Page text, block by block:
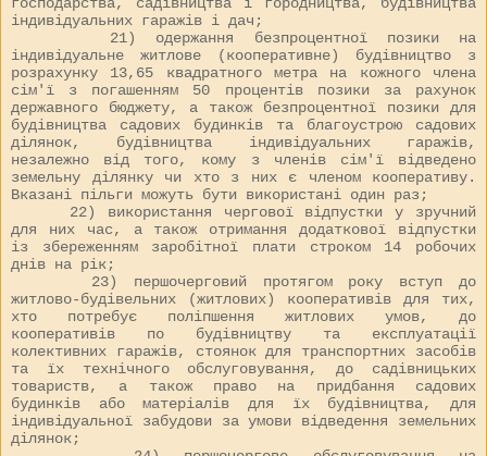
індивідуальних гаражів і дач;
21) одержання безпроцентної позики на
індивідуальне житлове (кооперативне) будівництво з
розрахунку 13,65 квадратного метра на кожного члена
сім'ї з погашенням 50 процентів позики за рахунок
державного бюджету, а також безпроцентної позики для
будівництва садових будинків та благоустрою садових
ділянок, будівництва індивідуальних гаражів,
незалежно від того, кому з членів сім'ї відведено
земельну ділянку чи хто з них є членом кооперативу.
Вказані пільги можуть бути використані один раз;
22) використання чергової відпустки у зручний
для них час, а також отримання додаткової відпустки
із збереженням заробітної плати строком 14 робочих
днів на рік;
23) першочерговий протягом року вступ до
житлово-будівельних (житлових) кооперативів для тих,
хто потребує поліпшення житлових умов, до
кооперативів по будівництву та експлуатації
колективних гаражів, стоянок для транспортних засобів
та їх технічного обслуговування, до садівницьких
товариств, а також право на придбання садових
будинків або матеріалів для їх будівництва, для
індивідуальної забудови за умови відведення земельних
ділянок;